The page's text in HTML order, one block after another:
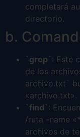
completará
directorio.
b.
`grep` : Este
de los
archivo.txt`
«archivo.txt».
`find` :
/ruta -name
archivos de